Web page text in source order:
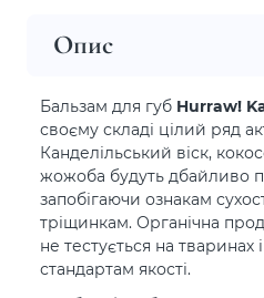
Опис
Бальзам для губ Hurraw!
своєму складі цілий ряд
Канделільський віск,
жожоба будуть дбайливо
запобігаючи ознакам
тріщинкам. Органічна
не тестується на
стандартам якості.